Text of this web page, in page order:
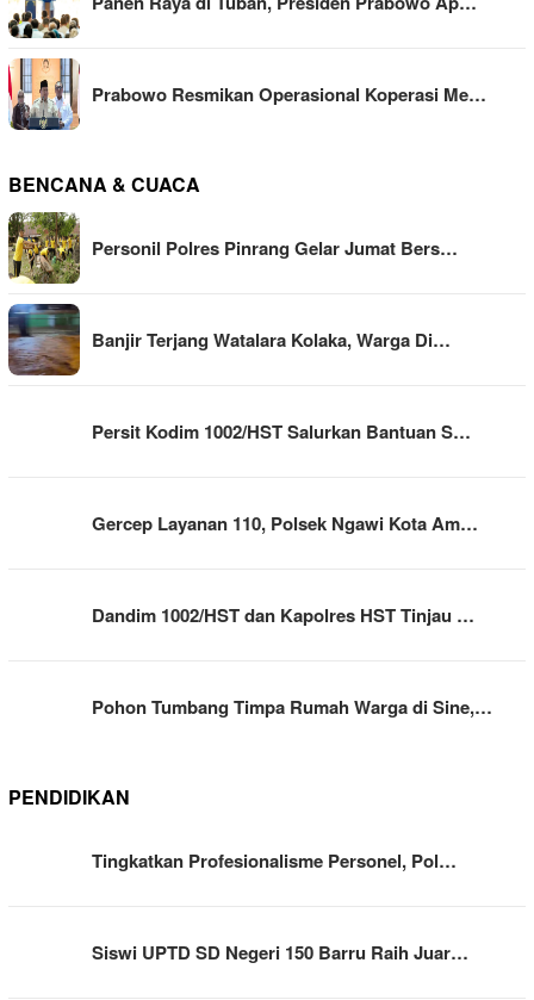
Prabowo Resmikan Operasional Koperasi Me…
BENCANA & CUACA
Personil Polres Pinrang Gelar Jumat Bers…
Banjir Terjang Watalara Kolaka, Warga Di…
Persit Kodim 1002/HST Salurkan Bantuan S…
Gercep Layanan 110, Polsek Ngawi Kota Am…
Dandim 1002/HST dan Kapolres HST Tinjau …
Pohon Tumbang Timpa Rumah Warga di Sine,…
PENDIDIKAN
Tingkatkan Profesionalisme Personel, Pol…
Siswi UPTD SD Negeri 150 Barru Raih Juar…